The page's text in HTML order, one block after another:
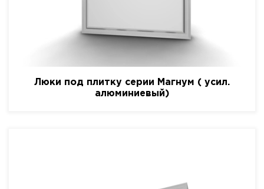
Люки под плитку серии Магнум ( усил.
алюминиевый)